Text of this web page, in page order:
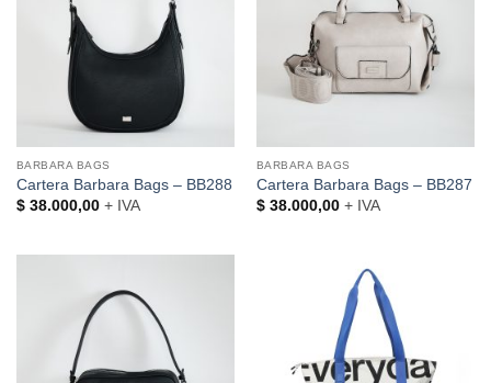
BARBARA BAGS
Cartera Barbara Bags – BB288
$38.000,00+ IVA
BARBARA BAGS
Cartera Barbara Bags – BB287
$38.000,00+ IVA